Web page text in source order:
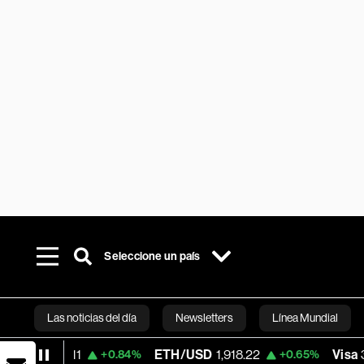
Seleccione un país
Las noticias del día Newsletters Línea Mundial
Bloomberg
+0.84% ETH/USD 1,918.22 +0.65% Visa 363.16 -